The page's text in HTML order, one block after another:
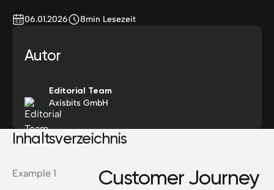
06.01.2026 8min Lesezeit
Autor
Editorial Team
Axisbits GmbH
Inhaltsverzeichnis
Example 1
Customer Journey